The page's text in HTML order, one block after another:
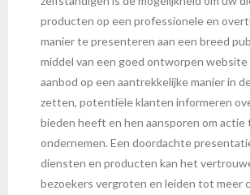
producten op een professionele en
manier te presenteren aan een breed
middel van een goed ontworpen
aanbod op een aantrekkelijke manier in
zetten, potentiële klanten informeren
bieden heeft en hen aansporen om actie
ondernemen. Een doordachte
diensten en producten kan het
bezoekers vergroten en leiden tot meer